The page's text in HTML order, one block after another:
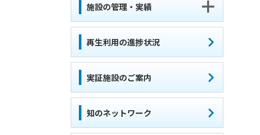
施設の管理・実績
再生利用の進捗状況
実証施設のご案内
知のネットワーク